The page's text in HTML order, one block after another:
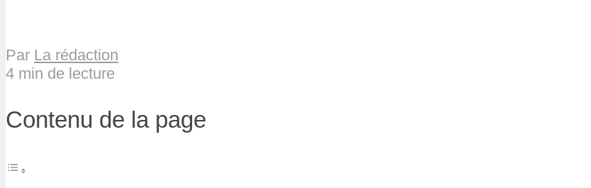
Par La rédaction
4 min de lecture
Contenu de la page